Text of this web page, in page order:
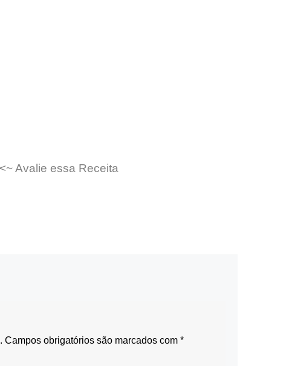
<~ Avalie essa Receita
Campos obrigatórios são marcados com *